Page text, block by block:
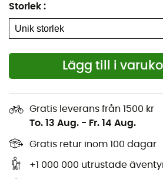
Storlek :
Lägg till i
Gratis leverans från 1500 kr
To. 13 Aug. - Fr. 14 Aug.
Gratis retur inom 100 dagar
+1 000 000 utrustade
Den är dessutom mycket lätt att
sin cylindriska form som ger den en
Passar alla Source-
Rund form,
Fjäderdrivet
Läckageskyddsmekanism,
Fullständig låsning,